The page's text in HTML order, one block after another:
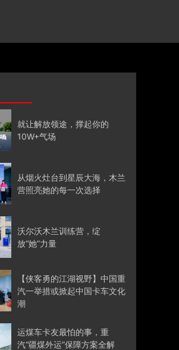
就让解放领途，撑起你的
10W+气场
从烟火灶台到星辰大海，木兰
营照亮她的每一次选择
沃尔沃木兰训练营，绽
放“她”力量
【侠客勇的江湖视野】中国重
汽一举措或掀起中国卡车文化
潮
运煤车卡友最怕的事，重
汽“疆煤外运”保障方案全解